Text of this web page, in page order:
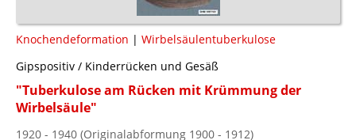
Knochendeformation | Wirbelsäulentuberkulose
Gipspositiv / Kinderrücken und Gesäß
"Tuberkulose am Rücken mit Krümmung der
Wirbelsäule"
1920 - 1940 (Originalabformung 1900 - 1912)